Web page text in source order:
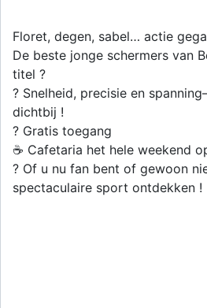
Floret, degen, sabel… actie
De beste jonge schermers van
titel ?
? Snelheid, precisie en
dichtbij !
? Gratis toegang
☕ Cafetaria het hele weekend
? Of u nu fan bent of gewoon
spectaculaire sport ontdekken !